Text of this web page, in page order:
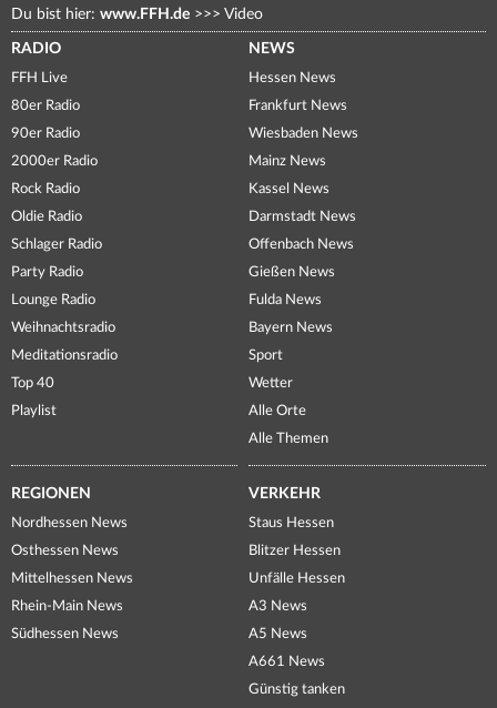
Du bist hier: www.FFH.de >>> Video
RADIO
FFH Live
80er Radio
90er Radio
2000er Radio
Rock Radio
Oldie Radio
Schlager Radio
Party Radio
Lounge Radio
Weihnachtsradio
Meditationsradio
Top 40
Playlist
NEWS
Hessen News
Frankfurt News
Wiesbaden News
Mainz News
Kassel News
Darmstadt News
Offenbach News
Gießen News
Fulda News
Bayern News
Sport
Wetter
Alle Orte
Alle Themen
REGIONEN
Nordhessen News
Osthessen News
Mittelhessen News
Rhein-Main News
Südhessen News
VERKEHR
Staus Hessen
Blitzer Hessen
Unfälle Hessen
A3 News
A5 News
A661 News
Günstig tanken